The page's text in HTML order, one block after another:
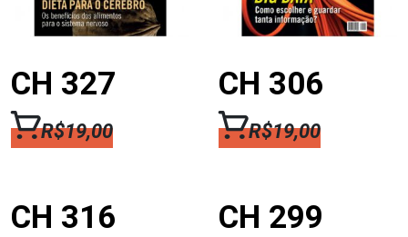
CH 327
R$19,00
CH 306
R$19,00
CH 316 CH 299